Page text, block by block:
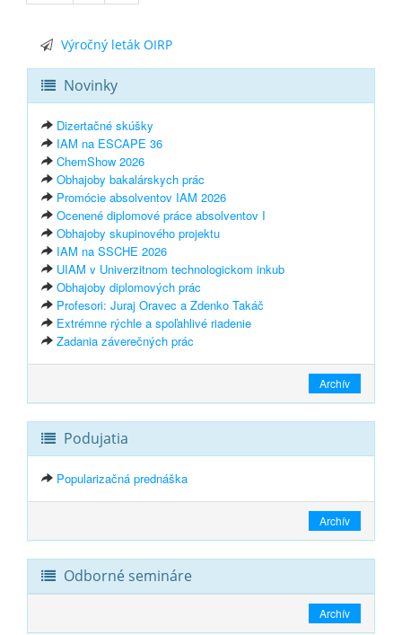
Výročný leták OIRP
Novinky
Dizertačné skúšky
IAM na ESCAPE 36
ChemShow 2026
Obhajoby bakalárskych prác
Promócie absolventov IAM 2026
Ocenené diplomové práce absolventov I
Obhajoby skupinového projektu
IAM na SSCHE 2026
UIAM v Univerzitnom technologickom inkub
Obhajoby diplomových prác
Profesori: Juraj Oravec a Zdenko Takáč
Extrémne rýchle a spoľahlivé riadenie
Zadania záverečných prác
Archív
Podujatia
Popularizačná prednáška
Archív
Odborné semináre
Archív